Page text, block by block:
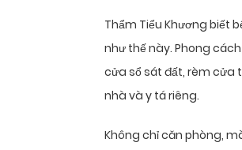
Thẩm Tiểu Khương biết
như thế này. Phong
cửa sổ sát đất, rèm cửa
nhà và y tá riêng.
Không chỉ căn phòng,